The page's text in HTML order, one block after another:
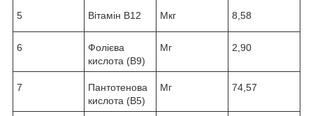
5 Вітамін В12 Мкг 8,58
6
Фолієва
кислота (В9)
Мг 2,90
7
Пантотенова
кислота (В5)
Мг 74,57